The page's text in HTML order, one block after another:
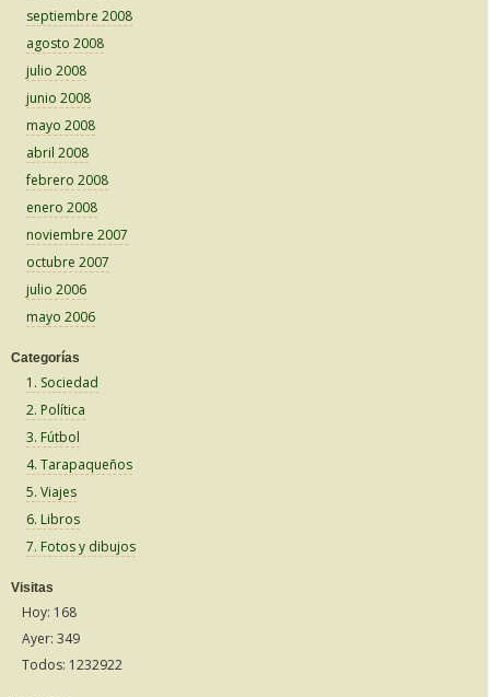
septiembre 2008
agosto 2008
julio 2008
junio 2008
mayo 2008
abril 2008
febrero 2008
enero 2008
noviembre 2007
octubre 2007
julio 2006
mayo 2006
Categorías
1. Sociedad
2. Política
3. Fútbol
4. Tarapaqueños
5. Viajes
6. Libros
7. Fotos y dibujos
Visitas
Hoy: 168
Ayer: 349
Todos: 1232922